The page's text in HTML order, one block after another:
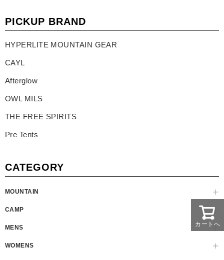
PICKUP BRAND
HYPERLITE MOUNTAIN GEAR
CAYL
Afterglow
OWL MILS
THE FREE SPIRITS
Pre Tents
CATEGORY
MOUNTAIN
CAMP
MENS
WOMENS
カートへ